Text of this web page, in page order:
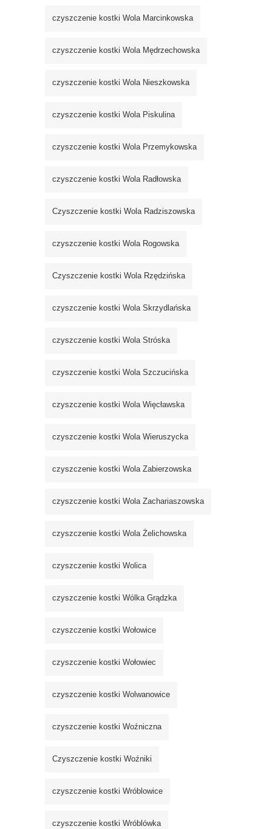
czyszczenie kostki Wola Marcinkowska
czyszczenie kostki Wola Mędrzechowska
czyszczenie kostki Wola Nieszkowska
czyszczenie kostki Wola Piskulina
czyszczenie kostki Wola Przemykowska
czyszczenie kostki Wola Radłowska
Czyszczenie kostki Wola Radziszowska
czyszczenie kostki Wola Rogowska
Czyszczenie kostki Wola Rzędzińska
czyszczenie kostki Wola Skrzydlańska
czyszczenie kostki Wola Stróska
czyszczenie kostki Wola Szczucińska
czyszczenie kostki Wola Więcławska
czyszczenie kostki Wola Wieruszycka
czyszczenie kostki Wola Zabierzowska
czyszczenie kostki Wola Zachariaszowska
czyszczenie kostki Wola Żelichowska
czyszczenie kostki Wolica
czyszczenie kostki Wólka Grądzka
czyszczenie kostki Wołowice
czyszczenie kostki Wołowiec
czyszczenie kostki Wolwanowice
czyszczenie kostki Woźniczna
Czyszczenie kostki Woźniki
czyszczenie kostki Wróblowice
czyszczenie kostki Wróblówka